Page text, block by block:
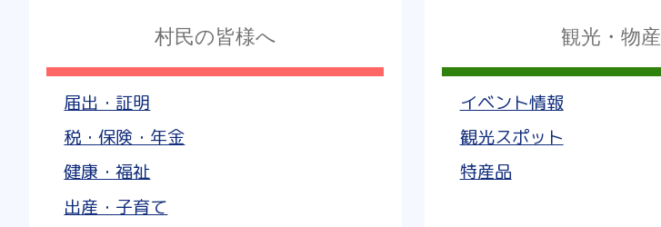
村民の皆様へ
届出・証明
税・保険・年金
健康・福祉
出産・子育て
観光・物産
イベント情報
観光スポット
特産品